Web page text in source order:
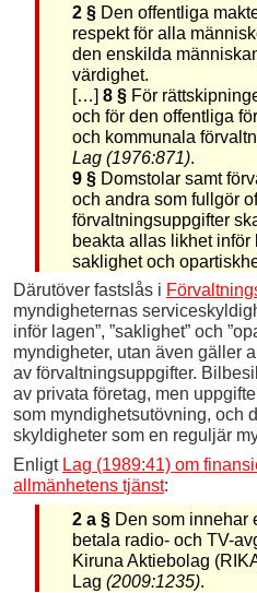
2 §Den offentliga
respekt för alla
den enskilda
värdighet.
[…] 8 §För
och för den offentliga
och kommunala
Lag (1976:871).
9 §Domstolar samt
och andra som fullgör
förvaltningsuppgifter
beakta allas likhet inför
saklighet och
Därutöver fastslås i
myndigheternas
inför lagen”, ”saklighet” och
myndigheter, utan även gäller
av förvaltningsuppgifter.
av privata företag, men
som myndighetsutövning, och
skyldigheter som en reguljär
Enligt Lag (1989:41) om
allmänhetens tjänst:
2 a §Den som innehar
betala radio- och TV-
Kiruna Aktiebolag
Lag (2009:1235).